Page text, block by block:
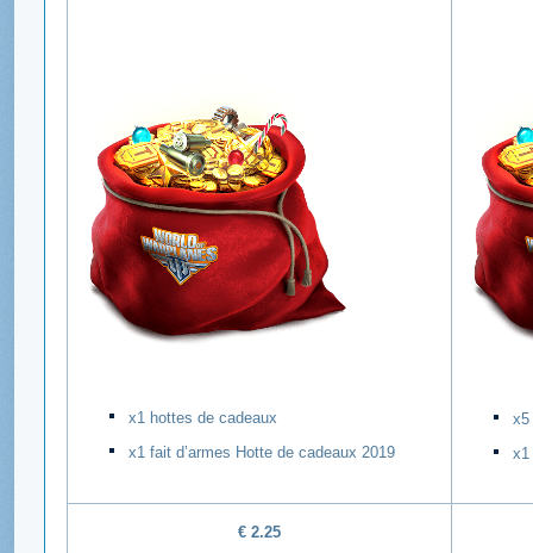
х1 hottes de cadeaux
х1 fait d’armes Hotte de cadeaux 2019
х5
х1
€ 2.25